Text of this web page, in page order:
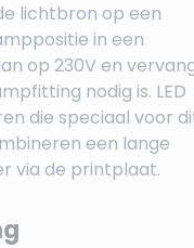
lichtbron op een
in een
op 230V en
nodig is. LED
die speciaal voor
een lange
via de printplaat.